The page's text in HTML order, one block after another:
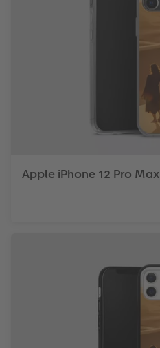
Apple iPhone 12 Pro Max